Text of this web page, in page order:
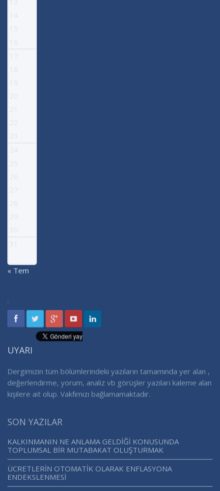
13
14
15
16
17
18
19
20
21
24
25
26
28
29
30
31
« Tem
:
UYARI
Dergimizin tüm bölümlerindeki yazıların tamamında yer alan ,
değerlendirme, yorum, analiz vb görüşler yazıları kaleme alan
kişilere ait olup. Vakfımızı bağlamamaktadır.
SON YAZILAR
KALKINMANIN NE ANLAMA GELDİĞİ KONUSUNDA
TOPLUMSAL BİR MUTABAKAT OLUŞTURMAK
ÜCRETLERİN OTOMATİK OLARAK ENFLASYONA
ENDEKSLENMESİ